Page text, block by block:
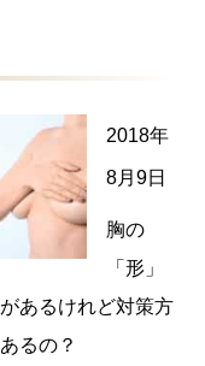
2018年
8月9日
胸の
「形」
あるけれど対策方
るの？